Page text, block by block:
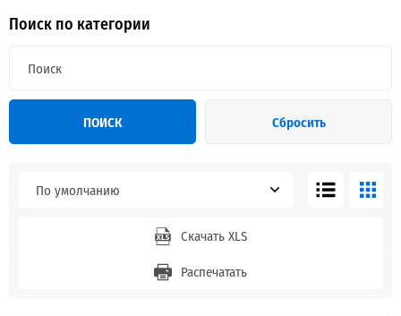
Поиск по категории
ПОИСК Сбросить
По умолчанию
Скачать XLS
Распечатать